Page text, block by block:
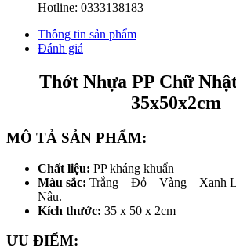
Hotline: 0333138183
Thông tin sản phẩm
Đánh giá
Thớt Nhựa PP Chữ
35x50x2cm
MÔ TẢ SẢN PHẨM:
Chất liệu: PP kháng khuẩn
Màu sắc: Trắng – Đỏ – Vàng – Xanh
Nâu.
Kích thước: 35 x 50 x 2cm
ƯU ĐIỂM: